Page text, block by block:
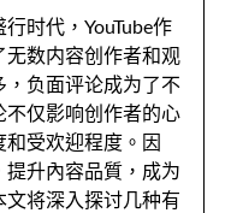
行时代 ，YouTube作
无数内容创作者和观
， 负面评论成为了不
不仅影响创作者的心
和受欢迎程度 。因
提升內容品質， 成为
文将深入探讨几种有